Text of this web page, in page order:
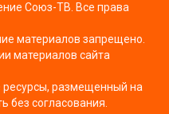
Союз-ТВ. Все права
материалов запрещено.
материалов сайта
ресурсы, размещенный на
без согласования.